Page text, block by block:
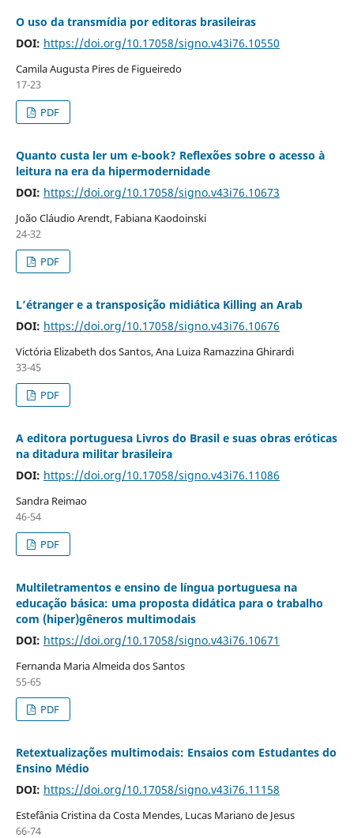
O uso da transmídia por editoras brasileiras
DOI: https://doi.org/10.17058/signo.v43i76.10550
Camila Augusta Pires de Figueiredo
17-23
PDF
Quanto custa ler um e-book? Reflexões sobre o acesso à
leitura na era da hipermodernidade
DOI: https://doi.org/10.17058/signo.v43i76.10673
João Cláudio Arendt, Fabiana Kaodoinski
24-32
PDF
L’étranger e a transposição midiática Killing an Arab
DOI: https://doi.org/10.17058/signo.v43i76.10676
Victória Elizabeth dos Santos, Ana Luiza Ramazzina Ghirardi
33-45
PDF
A editora portuguesa Livros do Brasil e suas obras eróticas
na ditadura militar brasileira
DOI: https://doi.org/10.17058/signo.v43i76.11086
Sandra Reimao
46-54
PDF
Multiletramentos e ensino de língua portuguesa na
educação básica: uma proposta didática para o trabalho
com (hiper)gêneros multimodais
DOI: https://doi.org/10.17058/signo.v43i76.10671
Fernanda Maria Almeida dos Santos
55-65
PDF
Retextualizações multimodais: Ensaios com Estudantes do
Ensino Médio
DOI: https://doi.org/10.17058/signo.v43i76.11158
Estefânia Cristina da Costa Mendes, Lucas Mariano de Jesus
66-74